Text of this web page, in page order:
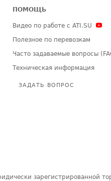
ПОМОЩЬ
Видео по работе с ATI.SU
Полезное по перевозкам
Часто задаваемые вопросы
Техническая информация
ЗАДАТЬ ВОПРОС
зарегистрированной